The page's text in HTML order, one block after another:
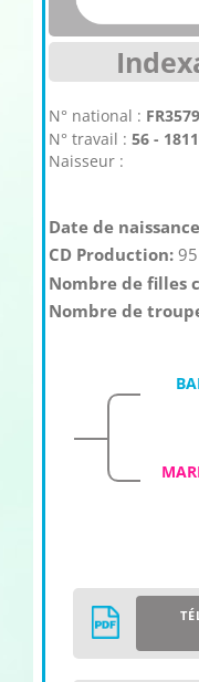
N° national :
N° travail : 56 -
Naisseur :
Date de
CD Production:95
Nombre de filles
Nombre de